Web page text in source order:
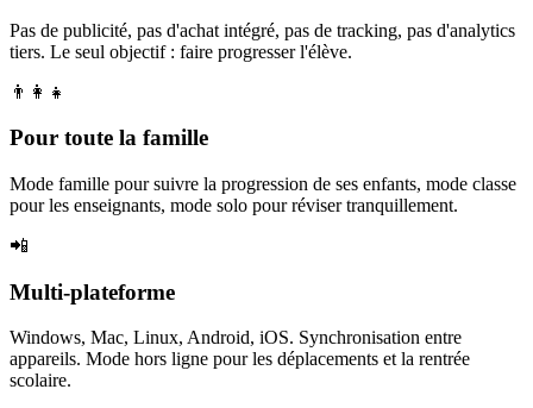
Pas de publicité, pas d'achat intégré, pas de tracking, pas d'analytics
tiers. Le seul objectif : faire progresser l'élève.
👨‍👩‍👧
Pour toute la famille
Mode famille pour suivre la progression de ses enfants, mode classe
pour les enseignants, mode solo pour réviser tranquillement.
📲
Multi-plateforme
Windows, Mac, Linux, Android, iOS. Synchronisation entre
appareils. Mode hors ligne pour les déplacements et la rentrée
scolaire.